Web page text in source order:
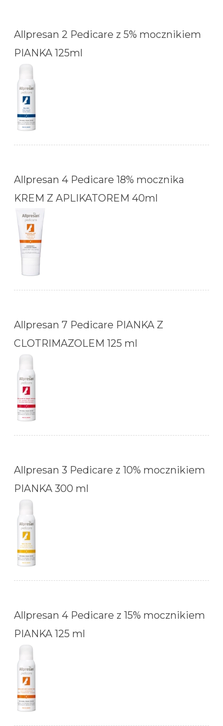
Allpresan 2 Pedicare z 5% mocznikiem
PIANKA 125ml
Allpresan 4 Pedicare 18% mocznika
KREM Z APLIKATOREM 40ml
Allpresan 7 Pedicare PIANKA Z
CLOTRIMAZOLEM 125 ml
Allpresan 3 Pedicare z 10% mocznikiem
PIANKA 300 ml
Allpresan 4 Pedicare z 15% mocznikiem
PIANKA 125 ml